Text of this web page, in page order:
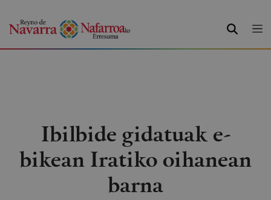
BILATU
Ibilbide gidatuak e-
bikean Iratiko oihanean
barna